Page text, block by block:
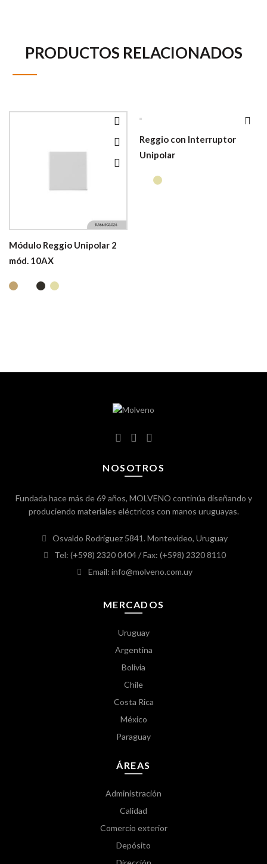
PRODUCTOS RELACIONADOS
Módulo Reggio Unipolar 2
mód. 10AX
Reggio con Interruptor
Unipolar
NOSOTROS
Fundada hace más de 69 años, MOLVENO continúa diseñando y
produciendo materiales eléctricos con manos uruguayas.
Osvaldo Rodríguez 5841. Montevideo, Uruguay
Tel: (+598) 2320 0404/ Fax: (+598) 2320 8110
Email: info@molveno.com.uy
MERCADOS
Uruguay
Argentina
Bolivia
Chile
Costa Rica
México
Paraguay
ÁREAS
Administración
Calidad
Comercio exterior
Depósito